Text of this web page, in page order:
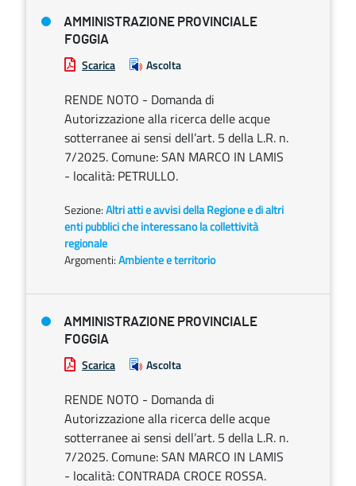
AMMINISTRAZIONE PROVINCIALE
FOGGIA
Scarica Ascolta
RENDE NOTO - Domanda di
Autorizzazione alla ricerca delle acque
sotterranee ai sensi dell’art. 5 della L.R. n.
7/2025. Comune: SAN MARCO IN LAMIS
- località: PETRULLO.
Sezione:Altri atti e avvisi della Regione e di altri
enti pubblici che interessano la collettività
regionale
Argomenti:Ambiente e territorio
AMMINISTRAZIONE PROVINCIALE
FOGGIA
Scarica Ascolta
RENDE NOTO - Domanda di
Autorizzazione alla ricerca delle acque
sotterranee ai sensi dell’art. 5 della L.R. n.
7/2025. Comune: SAN MARCO IN LAMIS
- località: CONTRADA CROCE ROSSA.